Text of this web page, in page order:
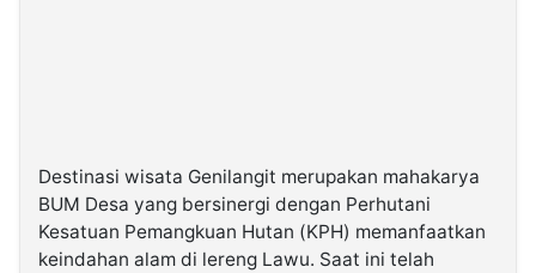
Destinasi wisata Genilangit merupakan mahakarya
BUM Desa yang bersinergi dengan Perhutani
Kesatuan Pemangkuan Hutan (KPH) memanfaatkan
keindahan alam di lereng Lawu. Saat ini telah